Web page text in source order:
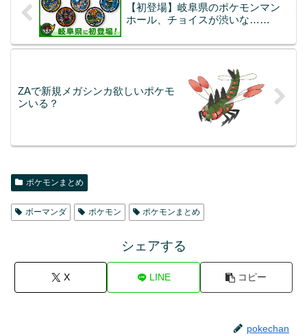
【初登場】岐阜県のポケモンマン
ホール、チョイスが渋いな……
ZAで新規メガシンカ欲しいポケモ
ンいる？
ポケモンまとめ
ボーマンダ ポケモン ポケモンまとめ
シェアする
X LINE コピー
pokechan